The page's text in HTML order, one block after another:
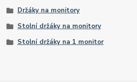
Držáky na monitory
Stolní držáky na monitory
Stolní držáky na 1 monitor